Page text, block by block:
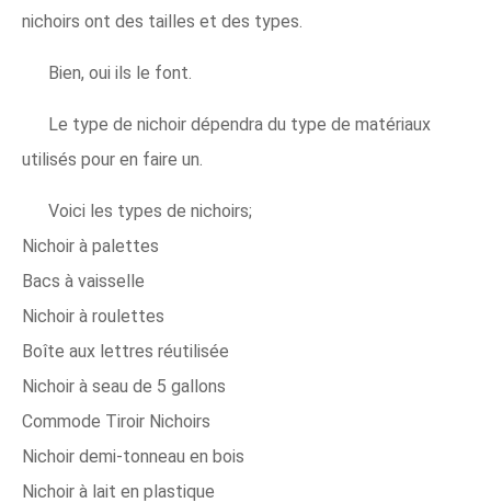
nichoirs ont des tailles et des types.
Bien, oui ils le font.
Le type de nichoir dépendra du type de matériaux
utilisés pour en faire un.
Voici les types de nichoirs;
Nichoir à palettes
Bacs à vaisselle
Nichoir à roulettes
Boîte aux lettres réutilisée
Nichoir à seau de 5 gallons
Commode Tiroir Nichoirs
Nichoir demi-tonneau en bois
Nichoir à lait en plastique